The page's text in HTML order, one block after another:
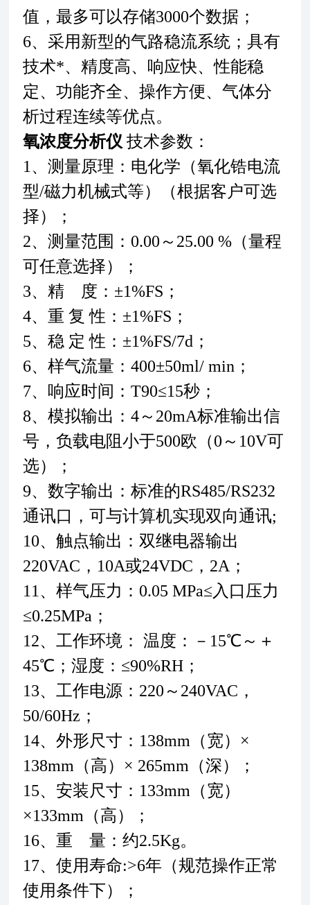
值，最多可以存储3000个数据；
6、采用新型的气路稳流系统；具有
技术*、精度高、响应快、性能稳
定、功能齐全、操作方便、气体分
析过程连续等优点。
氧浓度分析仪技术参数：
1、测量原理：电化学（氧化锆电流
型/磁力机械式等）（根据客户可选
择）；
2、测量范围：0.00～25.00 %（量程
可任意选择）；
3、精 度：±1%FS；
4、重 复 性：±1%FS；
5、稳 定 性：±1%FS/7d；
6、样气流量：400±50ml/ min；
7、响应时间：T90≤15秒；
8、模拟输出：4～20mA标准输出信
号，负载电阻小于500欧（0～10V可
选）；
9、数字输出：标准的RS485/RS232
通讯口，可与计算机实现双向通讯;
10、触点输出：双继电器输出
220VAC，10A或24VDC，2A；
11、样气压力：0.05 MPa≤入口压力
≤0.25MPa；
12、工作环境： 温度：－15℃～＋
45℃；湿度：≤90%RH；
13、工作电源：220～240VAC，
50/60Hz；
14、外形尺寸：138mm（宽）×
138mm（高）× 265mm（深）；
15、安装尺寸：133mm（宽）
×133mm（高）；
16、重 量：约2.5Kg。
17、使用寿命:>6年（规范操作正常
使用条件下）；